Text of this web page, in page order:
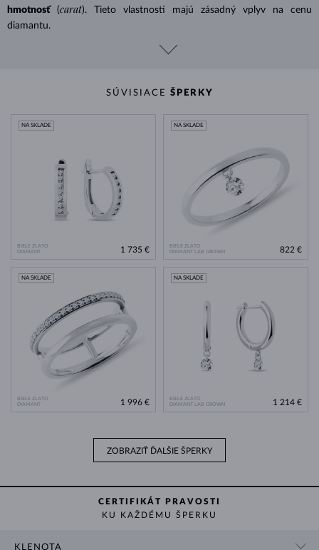
hmotnosť
(carat). Tieto vlastnosti majú zásadný vplyv na cenu
diamantu.
SÚVISIACE ŠPERKY
BIELE ZLATO
DIAMANT
NA SKLADE
1 735 €
BIELE ZLATO
DIAMANT LAB GROWN
NA SKLADE
822 €
BIELE ZLATO
DIAMANT
NA SKLADE
1 996 €
BIELE ZLATO
DIAMANT LAB GROWN
NA SKLADE
1 214 €
ZOBRAZIŤ ĎALŠIE ŠPERKY
CERTIFIKÁT PRAVOSTI
KU KAŽDÉMU ŠPERKU
KLENOTA